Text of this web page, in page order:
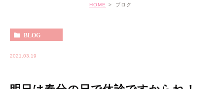
HOME ブログ
BLOG
2021.03.19